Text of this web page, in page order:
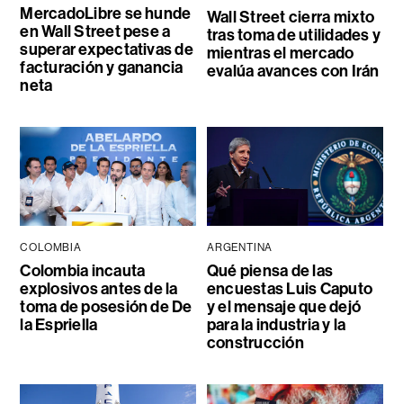
MercadoLibre se hunde
en Wall Street pese a
superar expectativas de
facturación y ganancia
neta
Wall Street cierra mixto
tras toma de utilidades y
mientras el mercado
evalúa avances con Irán
COLOMBIA
Colombia incauta
explosivos antes de la
toma de posesión de De
la Espriella
ARGENTINA
Qué piensa de las
encuestas Luis Caputo
y el mensaje que dejó
para la industria y la
construcción